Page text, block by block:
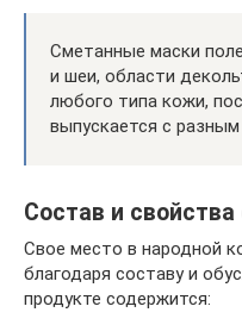
Сметанные маски
и шеи, области
любого типа кожи,
выпускается с
Состав и
Свое место в народной
благодаря составу и
продукте содержится: